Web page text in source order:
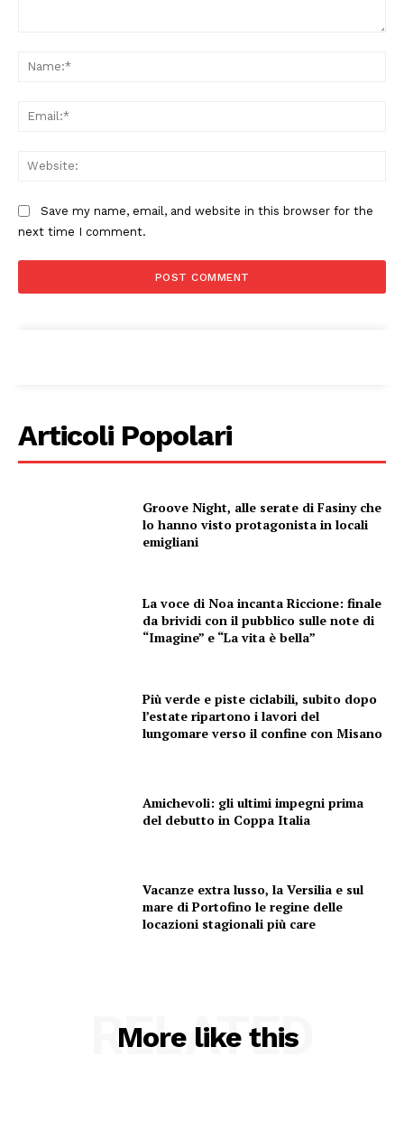
Save my name, email, and website in this browser for the
next time I comment.
Articoli Popolari
Groove Night, alle serate di Fasiny che
lo hanno visto protagonista in locali
emigliani
La voce di Noa incanta Riccione: finale
da brividi con il pubblico sulle note di
“Imagine” e “La vita è bella”
Più verde e piste ciclabili, subito dopo
l’estate ripartono i lavori del
lungomare verso il confine con Misano
Amichevoli: gli ultimi impegni prima
del debutto in Coppa Italia
Vacanze extra lusso, la Versilia e sul
mare di Portofino le regine delle
locazioni stagionali più care
More like this
RELATED